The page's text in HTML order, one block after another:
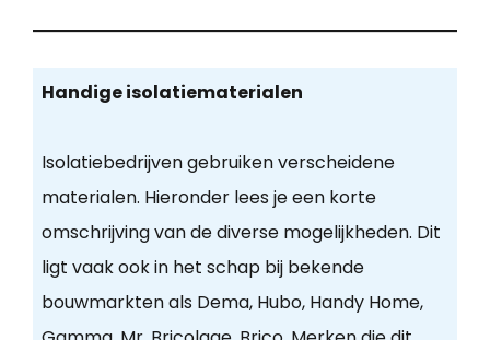
Handige isolatiematerialen
Isolatiebedrijven gebruiken verscheidene
materialen. Hieronder lees je een korte
omschrijving van de diverse mogelijkheden. Dit
ligt vaak ook in het schap bij bekende
bouwmarkten als Dema, Hubo, Handy Home,